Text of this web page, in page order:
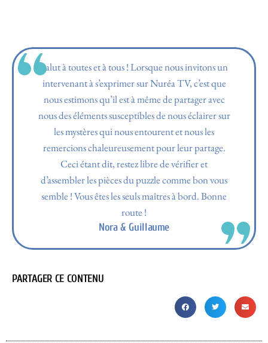
Salut à toutes et à tous ! Lorsque nous invitons un
intervenant à s’exprimer sur Nuréa TV, c’est que
nous estimons qu’il est à même de partager avec
nous des éléments susceptibles de nous éclairer sur
les mystères qui nous entourent et nous les
remercions chaleureusement pour leur partage.
Ceci étant dit, restez libre de vérifier et
d’assembler les pièces du puzzle comme bon vous
semble ! Vous êtes les seuls maîtres à bord. Bonne
route !
Nora & Guillaume
PARTAGER CE CONTENU